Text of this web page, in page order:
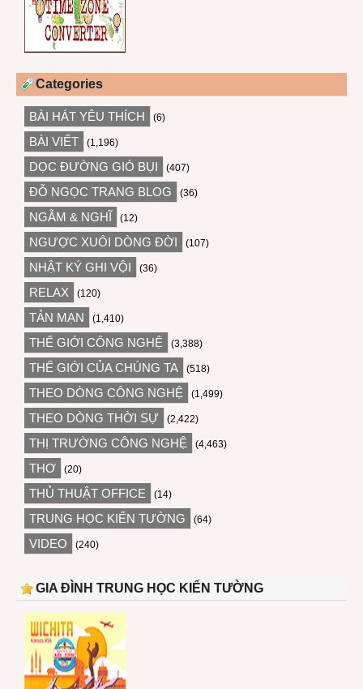
Categories
BÀI HÁT YÊU THÍCH (6)
BÀI VIẾT (1,196)
DỌC ĐƯỜNG GIÓ BỤI (407)
ĐỖ NGỌC TRANG BLOG (36)
NGẪM & NGHĨ (12)
NGƯỢC XUÔI DÒNG ĐỜI (107)
NHẬT KÝ GHI VỘI (36)
RELAX (120)
TẢN MẠN (1,410)
THẾ GIỚI CÔNG NGHỆ (3,388)
THẾ GIỚI CỦA CHÚNG TA (518)
THEO DÒNG CÔNG NGHỆ (1,499)
THEO DÒNG THỜI SỰ (2,422)
THỊ TRƯỜNG CÔNG NGHỆ (4,463)
THƠ (20)
THỦ THUẬT OFFICE (14)
TRUNG HỌC KIẾN TƯỜNG (64)
VIDEO (240)
GIA ĐÌNH TRUNG HỌC KIẾN TƯỜNG